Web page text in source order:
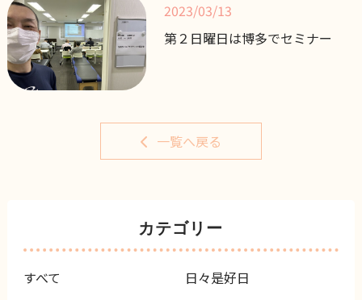
2023/03/13
第２日曜日は博多でセミナー
一覧へ戻る
カテゴリー
すべて
日々是好日